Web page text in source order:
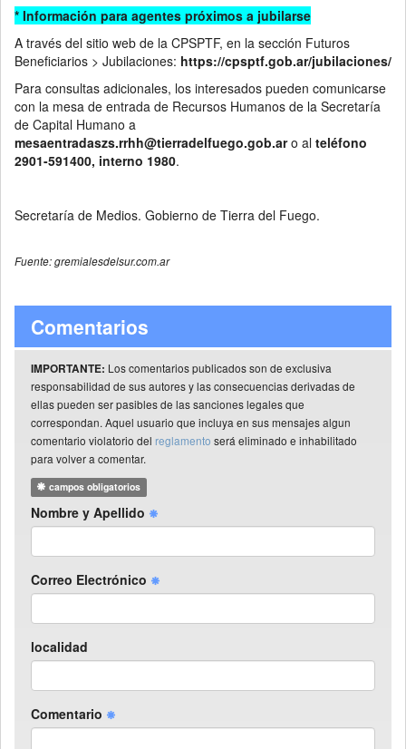
* Información para agentes próximos a jubilarse
A través del sitio web de la CPSPTF, en la sección Futuros
Beneficiarios > Jubilaciones: https://cpsptf.gob.ar/jubilaciones/
Para consultas adicionales, los interesados pueden comunicarse
con la mesa de entrada de Recursos Humanos de la Secretaría
de Capital Humano a
mesaentradaszs.rrhh@tierradelfuego.gob.aro al teléfono
2901-591400, interno 1980.
Secretaría de Medios. Gobierno de Tierra del Fuego.
Fuente: gremialesdelsur.com.ar
Comentarios
IMPORTANTE: Los comentarios publicados son de exclusiva
responsabilidad de sus autores y las consecuencias derivadas de
ellas pueden ser pasibles de las sanciones legales que
correspondan. Aquel usuario que incluya en sus mensajes algun
comentario violatorio del reglamento será eliminado e inhabilitado
para volver a comentar.
campos obligatorios
Nombre y Apellido
Correo Electrónico
localidad
Comentario